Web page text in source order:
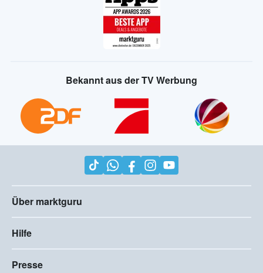
Bekannt aus der TV Werbung
Über marktguru
Hilfe
Presse